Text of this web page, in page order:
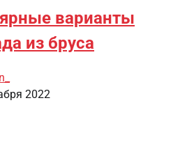
варианты
из бруса
2022